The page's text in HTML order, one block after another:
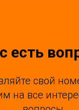
есть
свой
на все